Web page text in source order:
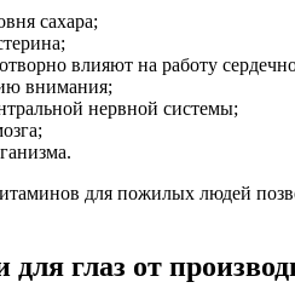
сахара;
влияют на работу
внимания;
нервной системы;
для пожилых людей
глаз от